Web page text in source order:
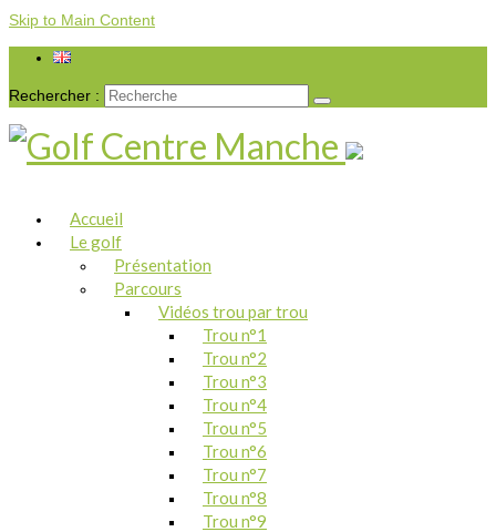
Skip to Main Content
Rechercher :
Accueil
Le golf
Présentation
Parcours
Vidéos trou par trou
Trou n°1
Trou n°2
Trou n°3
Trou n°4
Trou n°5
Trou n°6
Trou n°7
Trou n°8
Trou n°9